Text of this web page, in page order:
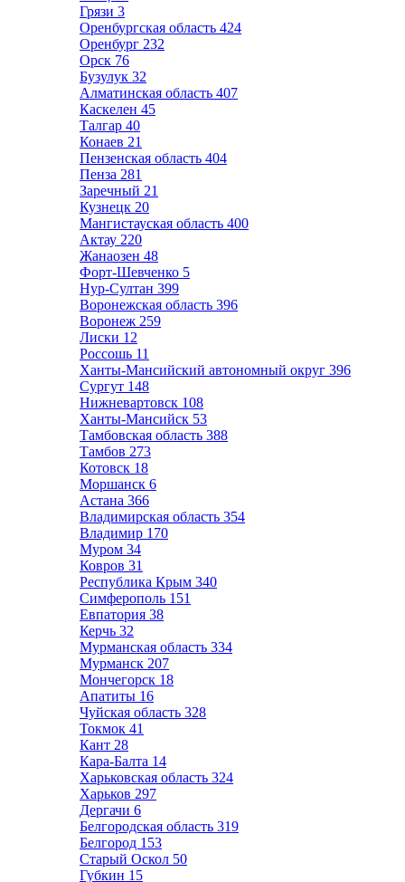
Грязи 3
Оренбургская область 424
Оренбург 232
Орск 76
Бузулук 32
Алматинская область 407
Каскелен 45
Талгар 40
Конаев 21
Пензенская область 404
Пенза 281
Заречный 21
Кузнецк 20
Мангистауская область 400
Актау 220
Жанаозен 48
Форт-Шевченко 5
Нур-Султан 399
Воронежская область 396
Воронеж 259
Лиски 12
Россошь 11
Ханты-Мансийский автономный округ 396
Сургут 148
Нижневартовск 108
Ханты-Мансийск 53
Тамбовская область 388
Тамбов 273
Котовск 18
Моршанск 6
Астана 366
Владимирская область 354
Владимир 170
Муром 34
Ковров 31
Республика Крым 340
Симферополь 151
Евпатория 38
Керчь 32
Мурманская область 334
Мурманск 207
Мончегорск 18
Апатиты 16
Чуйская область 328
Токмок 41
Кант 28
Кара-Балта 14
Харьковская область 324
Харьков 297
Дергачи 6
Белгородская область 319
Белгород 153
Старый Оскол 50
Губкин 15